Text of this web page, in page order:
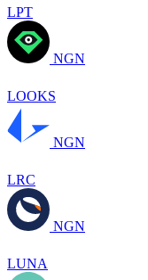
LPT
NGN
LOOKS
NGN
LRC
NGN
LUNA